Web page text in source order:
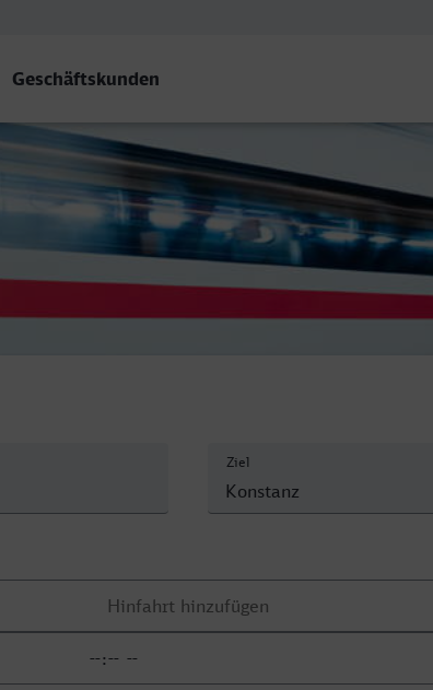
Geschäftskunden
Ziel